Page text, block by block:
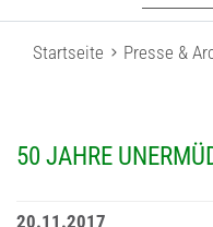
Startseite Presse &
50 JAHRE
20.11.2017